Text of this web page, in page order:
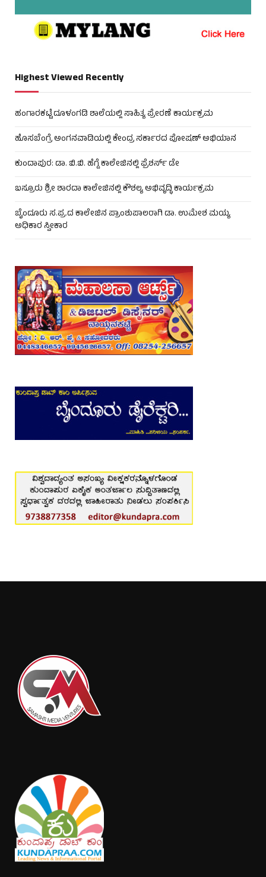
Highest Viewed Recently
ಹಂಗಾರಕಟ್ಟೆ ದೂಳಂಗಡಿ ಶಾಲೆಯಲ್ಲಿ ಸಾಹಿತ್ಯ ಪ್ರೇರಣೆ ಕಾರ್ಯಕ್ರಮ
ಹೊಸಬೆಂಗ್ರೆ ಅಂಗನವಾಡಿಯಲ್ಲಿ ಕೇಂದ್ರ ಸರ್ಕಾರದ ಪೋಷಣ್ ಅಭಿಯಾನ
ಕುಂದಾಪುರ: ಡಾ. ಬಿ.ಬಿ. ಹೆಗ್ಡೆ ಕಾಲೇಜಿನಲ್ಲಿ ಫ್ರೆಶರ್ಸ್ ಡೇ
ಬಸ್ರೂರು ಶ್ರೀ ಶಾರದಾ ಕಾಲೇಜಿನಲ್ಲಿ ಕೌಶಲ್ಯ ಅಭಿವೃದ್ಧಿ ಕಾರ್ಯಕ್ರಮ
ಬೈಂದೂರು ಸ.ಪ್ರ.ದ ಕಾಲೇಜಿನ ಪ್ರಾಂಶುಪಾಲರಾಗಿ ಡಾ. ಉಮೇಶ ಮಯ್ಯ
ಅಧಿಕಾರ ಸ್ವೀಕಾರ